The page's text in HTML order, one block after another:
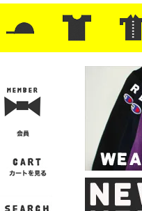
・レザーシューズ/スニーカー
・プリントTシャツ
・バンド/ツアー
・キャラクター
・Nike/adidas/スポーツ
・チャンピオン
・サーフ/スケート
・ボーダー/総柄/無地
・フットボール/リンガー
・タンクトップ/NBA・ポロシ
・半袖シ
・アロハ/